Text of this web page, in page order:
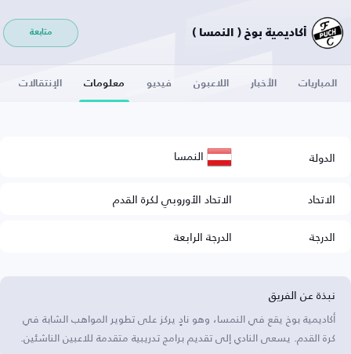
أكاديمية بوخ ( النمسا ) متابعة
المباريات الأخبار اللاعبون فيديو معلومات الإنتقالات
الدولة النمسا
الاتحاد
الاتحاد الأوروبي لكرة القدم
الدرجة
الدرجة الرابعة
نبذة عن الفريق
أكاديمية بوخ يقع في النمسا، وهو نادٍ يركز على تطوير المواهب الشابة في
كرة القدم. يسعى النادي إلى تقديم برامج تدريبية متقدمة للاعبين الناشئين.